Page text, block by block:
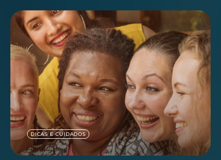
DICAS E CUIDADOS